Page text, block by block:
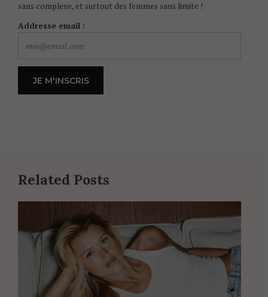
sans complexe, et surtout des femmes sans limite !
Addresse email :
Related Posts